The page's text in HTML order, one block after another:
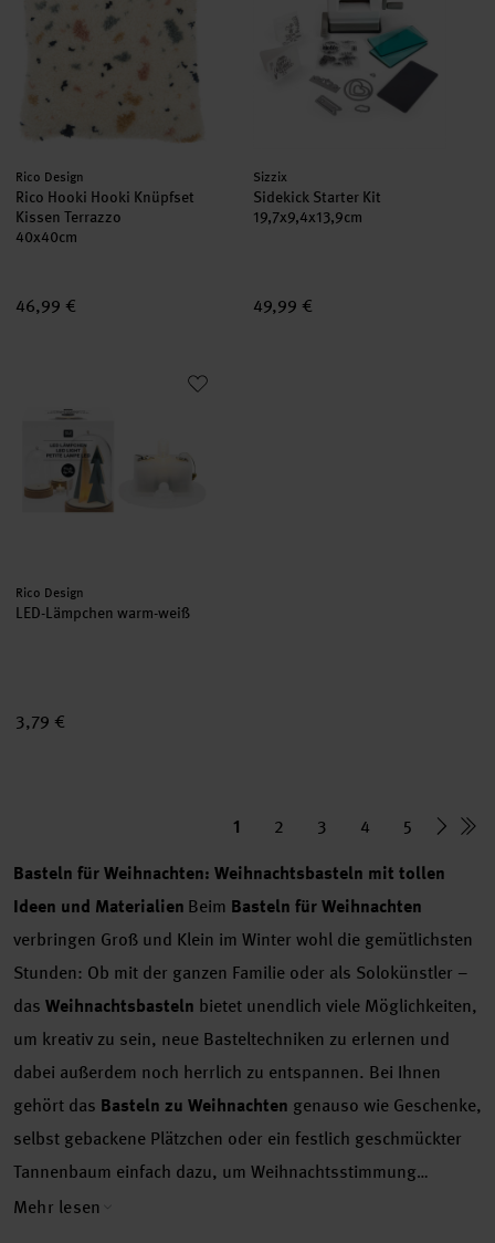
Hersteller:
Rico Design
Rico Hooki Hooki Knüpfset
Kissen Terrazzo
40x40cm
46,99 €
Hersteller:
Sizzix
Sidekick Starter Kit
19,7x9,4x13,9cm
49,99 €
LED-Lämpchen warm-weiß
Hersteller:
Rico Design
LED-Lämpchen warm-weiß
3,79 €
1 2 3 4
5
Basteln für Weihnachten: Weihnachtsbasteln mit tollen
Ideen und Materialien Beim Basteln für Weihnachten
verbringen Groß und Klein im Winter wohl die gemütlichsten
Stunden: Ob mit der ganzen Familie oder als Solokünstler –
das Weihnachtsbasteln bietet unendlich viele Möglichkeiten,
um kreativ zu sein, neue Basteltechniken zu erlernen und
dabei außerdem noch herrlich zu entspannen. Bei Ihnen
gehört das Basteln zu Weihnachten genauso wie Geschenke,
selbst gebackene Plätzchen oder ein festlich geschmückter
Tannenbaum einfach dazu, um Weihnachtsstimmung
aufkommen zu lassen? Dann sollten Sie sich von unseren
Mehr lesen